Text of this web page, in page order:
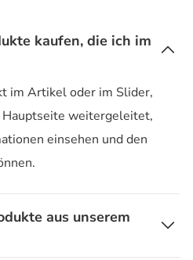
kaufen, die ich im
im Artikel oder im Slider,
weitergeleitet,
einsehen und den
aus unserem